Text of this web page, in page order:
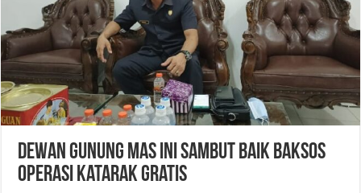
Dewan Gunung Mas Ini Sambut Baik Baksos
Operasi Katarak Gratis